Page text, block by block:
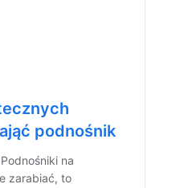
podnośnik
na
zarabiać, to